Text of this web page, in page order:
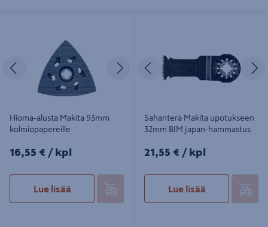
Edellinen Seuraava
Hioma-alusta Makita 93mm
kolmiopapereille
16,55€/kpl
16,55 € / kpl
Lue lisää
Edellinen
Sahanterä Makita upotukseen
32mm BIM japan-hammastus
21,55€/kpl
21,55 € / kpl
Lue lisää